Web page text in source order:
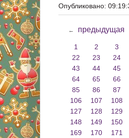
Опубликовано:
← предыдущая
1 2 3
22
23 24
43
44 45
64
65 66
85
86 87
106
107 108
127
128 129
148
149 150
169
170 171